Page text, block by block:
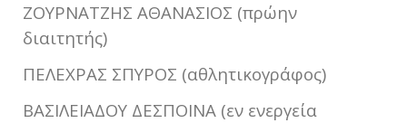
ΖΟΥΡΝΑΤΖΗΣ ΑΘΑΝΑΣΙΟΣ (πρώην
διαιτητής)
ΠΕΛΕΧΡΑΣ ΣΠΥΡΟΣ (αθλητικογράφος)
ΒΑΣΙΛΕΙΑΔΟΥ ΔΕΣΠΟΙΝΑ (εν ενεργεία